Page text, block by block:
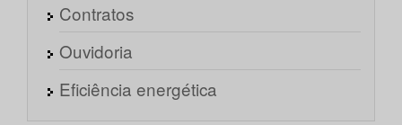
Contratos
Ouvidoria
Eficiência energética